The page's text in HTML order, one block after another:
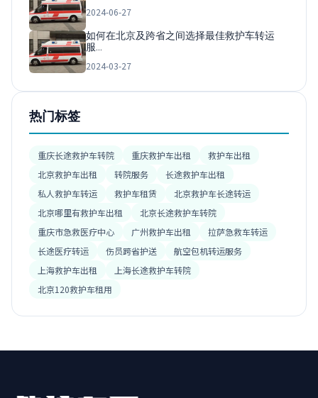
2024-06-27
如何在北京及跨省之间选择最佳救护车转运
服…
2024-03-27
热门标签
重庆长途救护车转院 重庆救护车出租
救护车出租
北京救护车出租
转院服务
长途救护车出租
私人救护车转运
救护车租赁
北京救护车长途转运
北京哪里有救护车出租
北京长途救护车转院
重庆市急救医疗中心
广州救护车出租
拉萨急救车转运
长途医疗转运
伤员跨省护送
航空包机转运服务
上海救护车出租
上海长途救护车转院
北京120救护车租用